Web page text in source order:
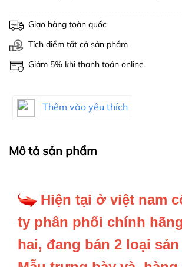
Giao hàng toàn quốc
Tích điểm tất cả sản phẩm
Giảm 5% khi thanh toán online
Thêm vào yêu thích
Mô tả sản phẩm
Hiện tại ở việt nam
ty phân phối chính
hai, đang bán 2 loại